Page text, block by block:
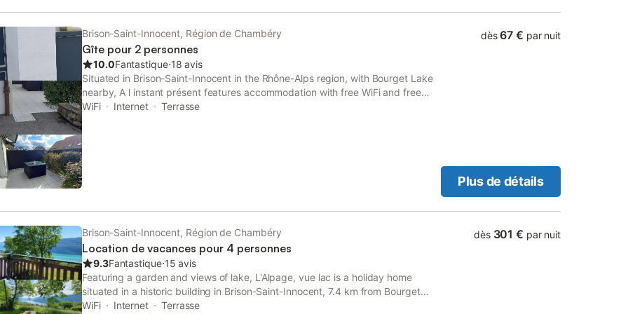
plusieurs gîtes ou la totalité de la propriété (salle des fêtes avec cuisine
professionnelle à disposition). Idéal pour un séjour thermal ou "cocooning" en
amoureux comme pour une clientèle d'Affaires. Adresse exceptionelle ! ---
Superbe villa de caractère en éco-construction à 800m de la plage. Hameau
résidentiel calme. Charmant village bordant le lac du Bourget. Chaleureux
cachet raffiné & cosy. Grand confort. Enormément de charme. Terrasse avec
Brison-Saint-Innocent, Région de Chambéry
Gîte pour 2 personnes
10.0Fantastique⋅18 avis
Situated in Brison-Saint-Innocent in the Rhône-Alps region, with Bourget Lake
nearby, A l instant présent features accommodation with free WiFi and free
private parking.
WiFi Internet Terrasse
dès 67 € par nuit
Plus de détails
Brison-Saint-Innocent, Région de Chambéry
Location de vacances pour 4 personnes
9.3Fantastique⋅15 avis
Featuring a garden and views of lake, L'Alpage, vue lac is a holiday home
situated in a historic building in Brison-Saint-Innocent, 7.4 km from Bourget
Lake. This property offers access to a terrace, free private parking and free
WiFi Internet Terrasse
dès 301 € par nuit